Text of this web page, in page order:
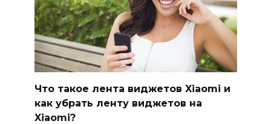
Что такое лента виджетов Xiaomi и
как убрать ленту виджетов на
Xiaomi?